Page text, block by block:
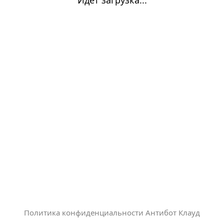
Политика конфиденциальности Антибот Клауд